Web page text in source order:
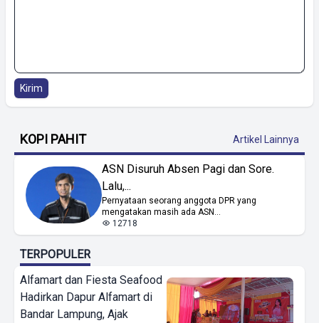
Kirim
KOPI PAHIT Artikel Lainnya
ASN Disuruh Absen Pagi dan Sore.
Lalu,...
Pernyataan seorang anggota DPR yang
mengatakan masih ada ASN...
12718
TERPOPULER
Alfamart dan Fiesta Seafood
Hadirkan Dapur Alfamart di
Bandar Lampung, Ajak